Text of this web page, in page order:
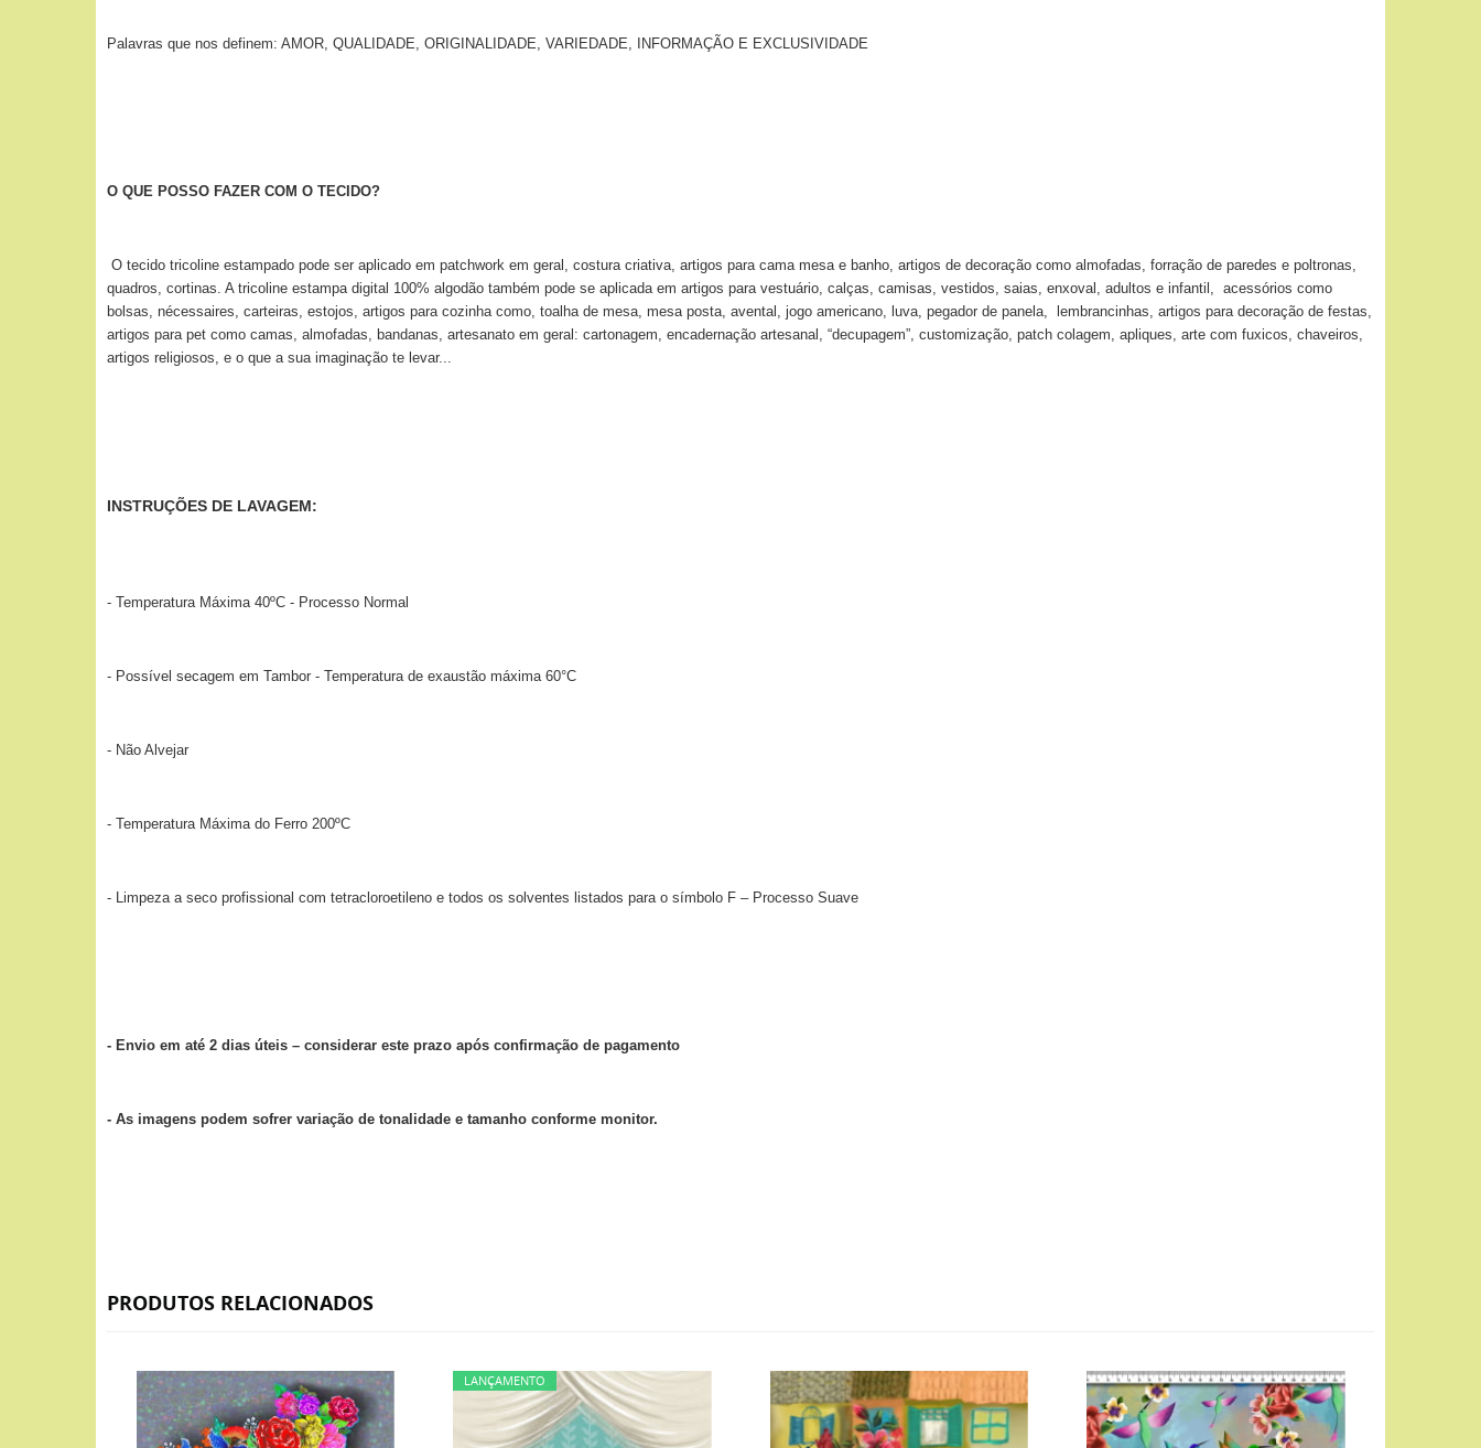
Palavras que nos definem: AMOR, QUALIDADE, ORIGINALIDADE, VARIEDADE, INFORMAÇÃO E EXCLUSIVIDADE
O QUE POSSO FAZER COM O TECIDO?
O tecido tricoline estampado pode ser aplicado em patchwork em geral, costura criativa, artigos para cama mesa e banho, artigos de decoração como almofadas, forração de paredes e poltronas,
quadros, cortinas. A tricoline estampa digital 100% algodão também pode se aplicada em artigos para vestuário, calças, camisas, vestidos, saias, enxoval, adultos e infantil, acessórios como
bolsas, nécessaires, carteiras, estojos, artigos para cozinha como, toalha de mesa, mesa posta, avental, jogo americano, luva, pegador de panela, lembrancinhas, artigos para decoração de festas,
artigos para pet como camas, almofadas, bandanas, artesanato em geral: cartonagem, encadernação artesanal, “decupagem”, customização, patch colagem, apliques, arte com fuxicos, chaveiros,
artigos religiosos, e o que a sua imaginação te levar...
INSTRUÇÕES DE LAVAGEM:
- Temperatura Máxima 40ºC - Processo Normal
- Possível secagem em Tambor - Temperatura de exaustão máxima 60°C
- Não Alvejar
- Temperatura Máxima do Ferro 200ºC
- Limpeza a seco profissional com tetracloroetileno e todos os solventes listados para o símbolo F – Processo Suave
- Envio em até 2 dias úteis – considerar este prazo após confirmação de pagamento
- As imagens podem sofrer variação de tonalidade e tamanho conforme monitor.
PRODUTOS RELACIONADOS
LANÇAMENTO